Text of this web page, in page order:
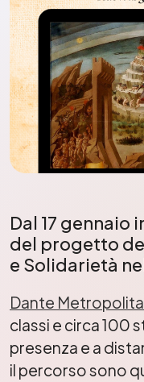
Dal 17 gennaio
del progetto
e Solidarietà
Dante
classi e circa 100
presenza e a
il percorso sono